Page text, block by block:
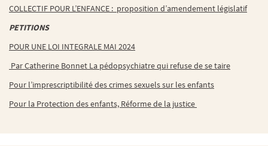
COLLECTIF POUR L’ENFANCE : proposition d’amendement législatif
PETITIONS
POUR UNE LOI INTEGRALE MAI 2024
Par Catherine Bonnet La pédopsychiatre qui refuse de se taire
Pour l’imprescriptibilité des crimes sexuels sur les enfants
Pour la Protection des enfants, Réforme de la justice